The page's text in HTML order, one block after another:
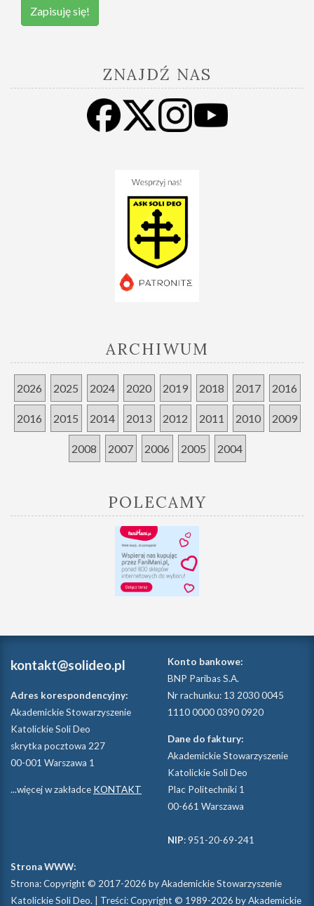
Zapisuję się!
ZNAJDŹ NAS
ARCHIWUM
2026 2025 2024 2020 2019 2018 2017 2016
2016 2015 2014 2013 2012 2011 2010 2009
2008 2007 2006 2005 2004
POLECAMY
kontakt@solideo.pl
Adres korespondencyjny:
Akademickie Stowarzyszenie
Katolickie Soli Deo
skrytka pocztowa 227
00-001 Warszawa 1
...więcej w zakładce KONTAKT
Konto bankowe:
BNP Paribas S.A.
Nr rachunku: 13 2030 0045
1110 0000 0390 0920
Dane do faktury:
Akademickie Stowarzyszenie
Katolickie Soli Deo
Plac Politechniki 1
00-661 Warszawa
NIP: 951-20-69-241
Strona WWW:
Strona: Copyright © 2017-2026 by Akademickie Stowarzyszenie
Katolickie Soli Deo. | Treści: Copyright © 1989-2026 by Akademickie